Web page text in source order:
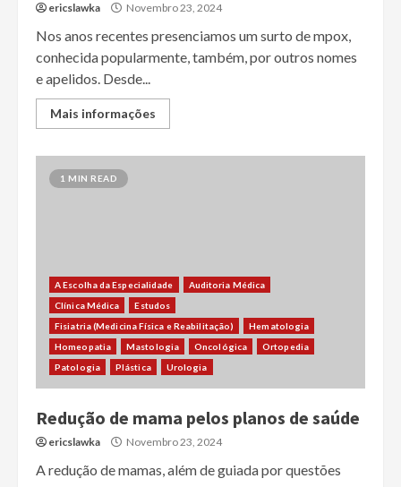
ericslawka Novembro 23, 2024
Nos anos recentes presenciamos um surto de mpox,
conhecida popularmente, também, por outros nomes
e apelidos. Desde...
Mais informações
1 MIN READ
A Escolha da Especialidade
Auditoria Médica
Clínica Médica
Estudos
Fisiatria (Medicina Física e Reabilitação)
Hematologia
Homeopatia
Mastologia Oncológica
Ortopedia
Patologia
Plástica Urologia
Redução de mama pelos planos de saúde
ericslawka Novembro 23, 2024
A redução de mamas, além de guiada por questões